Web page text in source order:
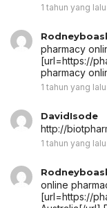
1 tahun yang lalu
pharmacy
[url=https://
pharmacy
1 tahun yang lalu
DavidIsode
http://
1 tahun yang lalu
online
[url=https://